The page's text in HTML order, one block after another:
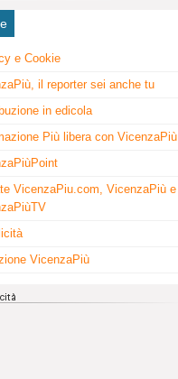
e Cookie
il reporter sei anche tu
in edicola
Più libera con VicenzaPiù
VicenzaPiu.com, VicenzaPiù e
VicenzaPiù